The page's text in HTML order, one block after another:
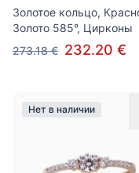
Золотое кольцо,
Золото 585°, Цирконы
273.18 € 232.20 €
Нет в наличии